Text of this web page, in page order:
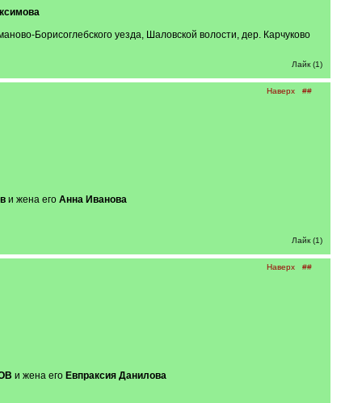
Борисоглебского уезда, Шаловской волости, дер. Карчуково
Лайк (1)
Наверх ##
и жена его Анна Иванова
Лайк (1)
Наверх ##
и жена его Евпраксия Данилова